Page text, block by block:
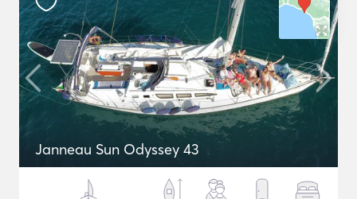
Janneau Sun Odyssey 43